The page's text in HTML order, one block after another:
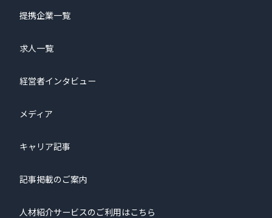
提携企業一覧
求人一覧
経営者インタビュー
メディア
キャリア記事
記事掲載のご案内
人材紹介サービスのご利用はこちら